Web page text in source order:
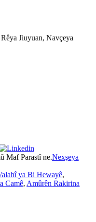
Jiuyuan, Navçeya
Maf Parastî ne.Nexşeya
ya Bi Hewayê,
Camê, Amûrên Rakirina